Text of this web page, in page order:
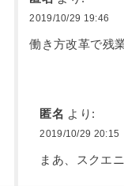
2019/10/29 19:46
働き方改革で残
匿名 より:
2019/10/29 20:15
まあ、スクエ